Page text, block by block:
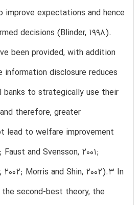
expectations and hence
decisions (Blinder, 1998).
been provided, with addition
disclosure reduces
to strategically use their
therefore, greater
lead to welfare improvement
Faust and Svensson, 2001;
2002; Morris and Shin, 2002).3 In
second-best theory, the